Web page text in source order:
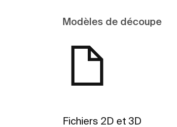
Modèles de découpe
Fichiers 2D et 3D